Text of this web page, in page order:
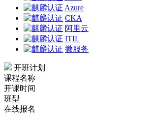
Azure
CKA
阿里云
ITIL
微服务
开班计划
课程名称
开课时间
班型
在线报名